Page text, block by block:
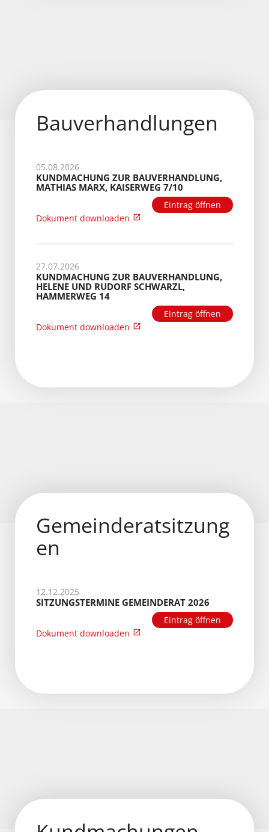
Bauverhandlungen
05.08.2026
KUNDMACHUNG ZUR BAUVERHANDLUNG,
MATHIAS MARX, KAISERWEG 7/10
Eintrag öffnen
Dokument downloaden
27.07.2026
KUNDMACHUNG ZUR BAUVERHANDLUNG,
HELENE UND RUDORF SCHWARZL,
HAMMERWEG 14
Eintrag öffnen
Dokument downloaden
Gemeinderatsitzung
en
12.12.2025
SITZUNGSTERMINE GEMEINDERAT 2026
Eintrag öffnen
Dokument downloaden